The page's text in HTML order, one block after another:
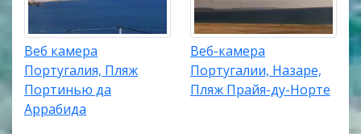
Веб камера
Португалия, Пляж
Портинью да
Аррабида
Веб-камера
Португалии, Назаре,
Пляж Прайя-ду-Норте